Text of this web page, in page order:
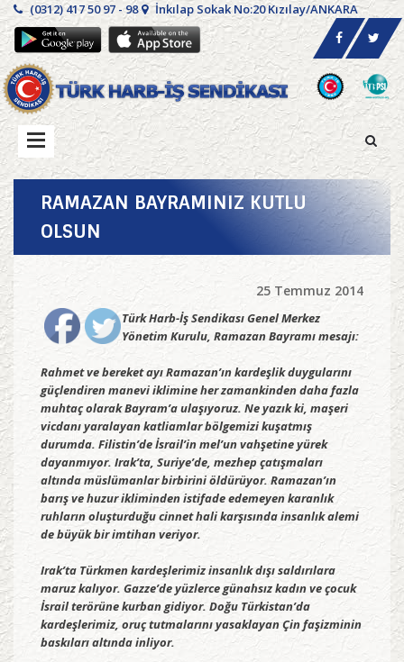
(0312) 417 50 97 - 98 İnkılap Sokak No:20 Kızılay/ANKARA
RAMAZAN BAYRAMINIZ KUTLU
OLSUN
25 Temmuz 2014
Türk Harb-İş Sendikası Genel Merkez
Yönetim Kurulu, Ramazan Bayramı mesajı:
Rahmet ve bereket ayı Ramazan’ın kardeşlik duygularını
güçlendiren manevi iklimine her zamankinden daha fazla
muhtaç olarak Bayram’a ulaşıyoruz. Ne yazık ki, maşeri
vicdanı yaralayan katliamlar bölgemizi kuşatmış
durumda. Filistin’de İsrail’in mel’un vahşetine yürek
dayanmıyor. Irak’ta, Suriye’de, mezhep çatışmaları
altında müslümanlar birbirini öldürüyor. Ramazan’ın
barış ve huzur ikliminden istifade edemeyen karanlık
ruhların oluşturduğu cinnet hali karşısında insanlık alemi
de büyük bir imtihan veriyor.
Irak’ta Türkmen kardeşlerimiz insanlık dışı saldırılara
maruz kalıyor. Gazze’de yüzlerce günahsız kadın ve çocuk
İsrail terörüne kurban gidiyor. Doğu Türkistan’da
kardeşlerimiz, oruç tutmalarını yasaklayan Çin faşizminin
baskıları altında inliyor.